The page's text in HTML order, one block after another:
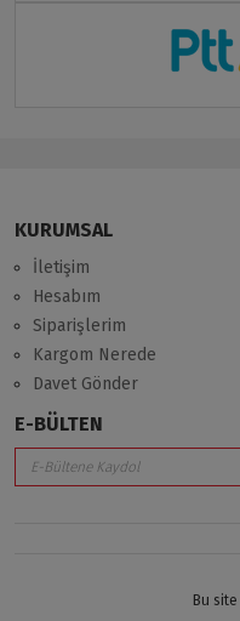
KURUMSAL
İletişim
Hesabım
Siparişlerim
Kargom Nerede
Davet Gönder
E-BÜLTEN
Bu site